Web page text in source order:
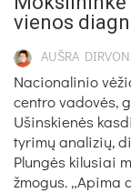
vie­nos
AUŠRA
Na­cio­na­li­nio
cent­ro vadovės,
Ušinskienės
tyrimų analizių,
Plungės kilusiai
žmogus. „Api­ma